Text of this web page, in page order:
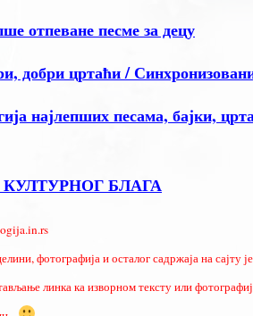
песме за децу
цртаћи /
најлепших песама, бајки,
БЛАГА
фотографија и осталог садржаја на сајту
линка ка изворном тексту или